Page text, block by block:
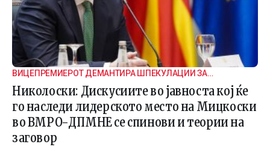
ВИЦЕПРЕМИЕРОТ ДЕМАНТИРА ШПЕКУЛАЦИИ ЗА
ВНАТРЕПАРТИСКИ ПОДЕЛБИ
Николоски: Дискусиите во јавноста кој ќе
го наследи лидерското место на Мицкоски
во ВМРО-ДПМНЕ се спинови и теории на
заговор